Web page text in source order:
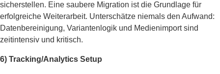
sicherstellen. Eine saubere Migration ist die Grundlage für
erfolgreiche Weiterarbeit. Unterschätze niemals den Aufwand:
Datenbereinigung, Variantenlogik und Medienimport sind
zeitintensiv und kritisch.
6) Tracking/Analytics Setup